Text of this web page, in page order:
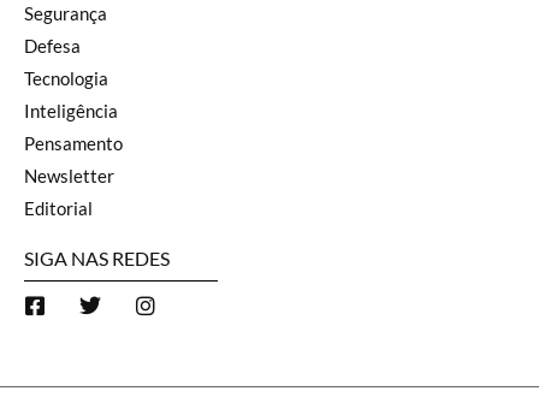
Segurança
Defesa
Tecnologia
Inteligência
Pensamento
Newsletter
Editorial
SIGA NAS REDES